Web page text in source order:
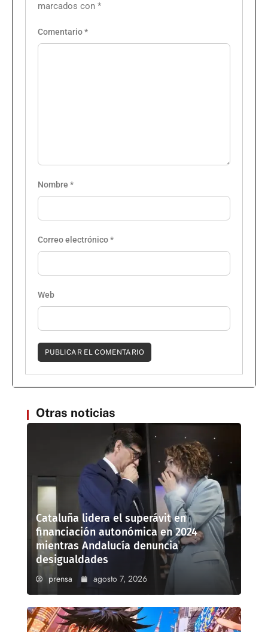
marcados con *
Comentario*
Nombre *
Correo electrónico*
Web
Otras noticias
Cataluña lidera el superávit en
financiación autonómica en 2024
mientras Andalucía denuncia
desigualdades
prensa agosto 7, 2026